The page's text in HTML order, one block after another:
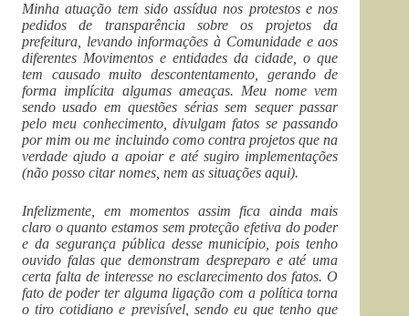
Minha atuação tem sido assídua nos protestos e nos
pedidos de transparência sobre os projetos da
prefeitura, levando informações à Comunidade e aos
diferentes Movimentos e entidades da cidade, o que
tem causado muito descontentamento, gerando de
forma implícita algumas ameaças. Meu nome vem
sendo usado em questões sérias sem sequer passar
pelo meu conhecimento, divulgam fatos se passando
por mim ou me incluindo como contra projetos que na
verdade ajudo a apoiar e até sugiro implementações
(não posso citar nomes, nem as situações aqui).
Infelizmente, em momentos assim fica ainda mais
claro o quanto estamos sem proteção efetiva do poder
e da segurança pública desse município, pois tenho
ouvido falas que demonstram despreparo e até uma
certa falta de interesse no esclarecimento dos fatos. O
fato de poder ter alguma ligação com a política torna
o tiro cotidiano e previsível, sendo eu que tenho que